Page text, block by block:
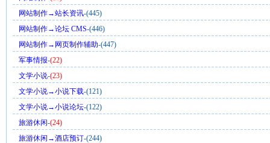
网站制作→站长资讯-(445)
网站制作→论坛 CMS-(446)
网站制作→网页制作辅助-(447)
军事情报-(22)
文学小说-(23)
文学小说→小说下载-(121)
文学小说→小说论坛-(122)
旅游休闲-(24)
旅游休闲→酒店预订-(244)